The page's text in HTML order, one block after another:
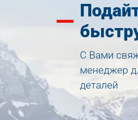
С Вами
менеджер
деталей